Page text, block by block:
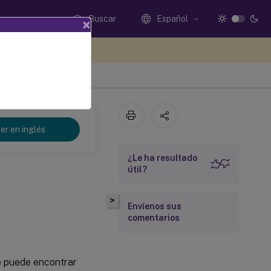
Buscar Español
en inglés
puede encontrar
>
¿Le ha resultado
útil?
Envíenos sus
comentarios
×